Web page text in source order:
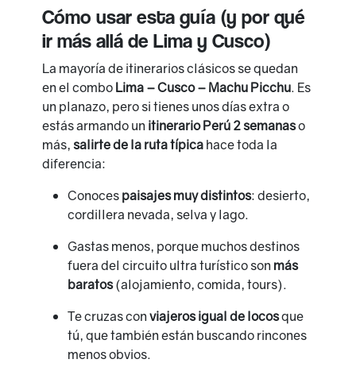
Cómo usar esta guía (y por qué
ir más allá de Lima y Cusco)
La mayoría de itinerarios clásicos se quedan
en el combo Lima – Cusco – Machu Picchu. Es
un planazo, pero si tienes unos días extra o
estás armando un itinerario Perú 2 semanaso
más, salirte de la ruta típicahace toda la
diferencia:
Conoces paisajes muy distintos: desierto,
cordillera nevada, selva y lago.
Gastas menos, porque muchos destinos
fuera del circuito ultra turístico son más
baratos(alojamiento, comida, tours).
Te cruzas conviajeros igual de locosque
tú, que también están buscando rincones
menos obvios.